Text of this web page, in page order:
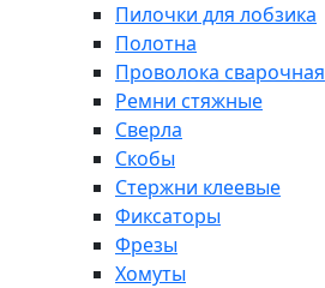
Пилочки для лобзика
Полотна
Проволока сварочная
Ремни стяжные
Сверла
Скобы
Стержни клеевые
Фиксаторы
Фрезы
Хомуты